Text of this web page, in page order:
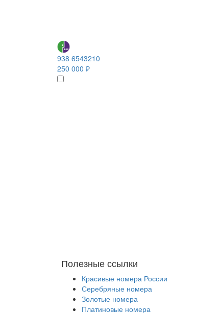
938 6543210
250 000 ₽
Полезные ссылки
Красивые номера России
Серебряные номера
Золотые номера
Платиновые номера